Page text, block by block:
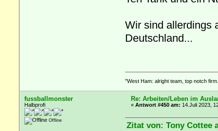
Wir sind allerdings
Deutschland...
"West Ham: alright team, top notch
fussballmonster
Halbprofi
Offline
Re: Arbeiten/Leben im
«Antwort #450 am: 14.Juli 2023,
Zitat von: Tony Cottee